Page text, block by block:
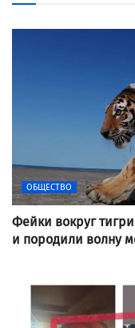
ОБЩЕСТВО
Фейки вокруг
и породили волну